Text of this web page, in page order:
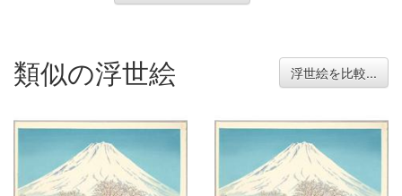
類似の浮世絵 浮世絵を比較...